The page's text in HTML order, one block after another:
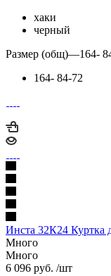
хаки
черный
Размер (общ)—164-
164- 84-72
Инста 32К24 Куртка
Много
Много
6 096 руб. /шт